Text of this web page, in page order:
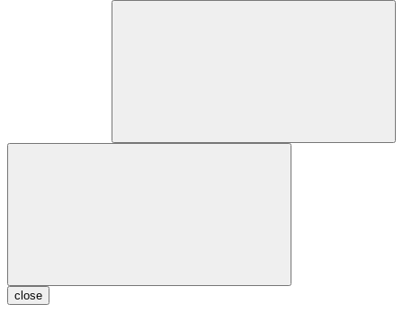
close